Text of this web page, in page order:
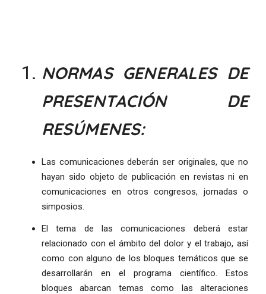
NORMAS GENERALES DE
PRESENTACIÓN DE
RESÚMENES:
Las comunicaciones deberán ser originales, que no
hayan sido objeto de publicación en revistas ni en
comunicaciones en otros congresos, jornadas o
simposios.
El tema de las comunicaciones deberá estar
relacionado con el ámbito del dolor y el trabajo, así
como con alguno de los bloques temáticos que se
desarrollarán en el programa científico. Estos
bloques abarcan temas como las alteraciones